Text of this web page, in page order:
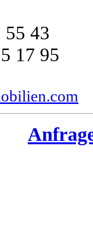
55 43
17 95